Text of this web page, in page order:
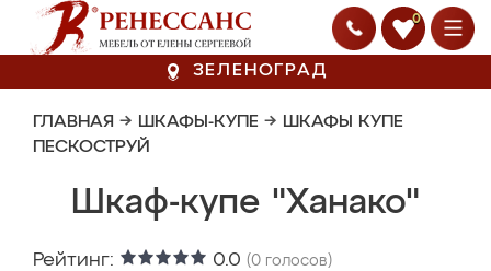
0
ЗЕЛЕНОГРАД
ГЛАВНАЯ → ШКАФЫ-КУПЕ → ШКАФЫ КУПЕ
ПЕСКОСТРУЙ
Шкаф-купе "Ханако"
Рейтинг: 0.0 (0 голосов)